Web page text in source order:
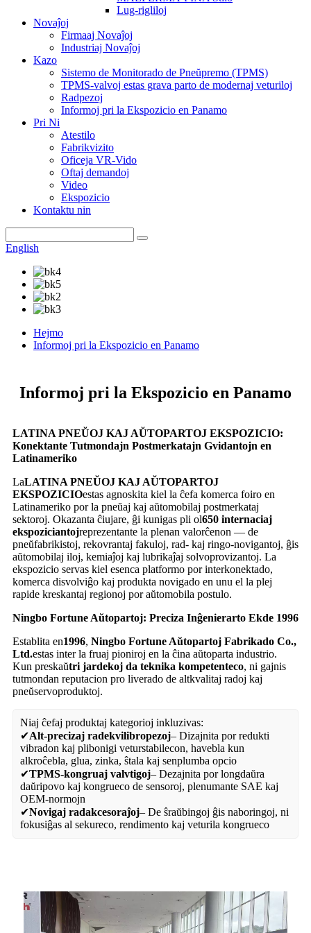
Lug-rigliloj
Novaĵoj
Firmaaj Novaĵoj
Industriaj Novaĵoj
Kazo
Sistemo de Monitorado de Pneŭpremo (TPMS)
TPMS-valvoj estas grava parto de modernaj veturiloj
Radpezoj
Informoj pri la Ekspozicio en Panamo
Pri Ni
Atestilo
Fabrikvizito
Oficeja VR-Vido
Oftaj demandoj
Video
Ekspozicio
Kontaktu nin
English
Hejmo
Informoj pri la Ekspozicio en Panamo
Informoj pri la Ekspozicio en Panamo
LATINA PNEŬOJ KAJ AŬTOPARTOJ EKSPOZICIO:
Konektante Tutmondajn Postmerkatajn Gvidantojn en
Latinameriko
LaLATINA PNEŬOJ KAJ AŬTOPARTOJ
EKSPOZICIOestas agnoskita kiel la ĉefa komerca foiro en
Latinameriko por la pneŭaj kaj aŭtomobilaj postmerkataj
sektoroj. Okazanta ĉiujare, ĝi kunigas pli ol650 internaciaj
ekspoziciantojreprezentante la plenan valorĉenon — de
pneŭfabrikistoj, rekovrantaj fakuloj, rad- kaj ringo-novigantoj, ĝis
aŭtomobilaj iloj, kemiaĵoj kaj lubrikaĵaj solvoprovizantoj. La
ekspozicio servas kiel esenca platformo por interkonektado,
komerca disvolviĝo kaj produkta novigado en unu el la plej
rapide kreskantaj regionoj por aŭtomobila postulo.
Ningbo Fortune Aŭtopartoj: Preciza Inĝenierarto Ekde 1996
Establita en1996, Ningbo Fortune Aŭtopartoj Fabrikado Co.,
Ltd.estas inter la fruaj pioniroj en la ĉina aŭtoparta industrio.
Kun preskaŭtri jardekoj da teknika kompetenteco, ni gajnis
tutmondan reputacion pro liverado de altkvalitaj radoj kaj
pneŭservoproduktoj.
Niaj ĉefaj produktaj kategorioj inkluzivas:
✔Alt-precizaj radekvilibropezoj– Dizajnita por redukti
vibradon kaj plibonigi veturstabilecon, havebla kun
alkroĉebla, glua, zinka, ŝtala kaj senplumba opcio
✔TPMS-kongruaj valvtigoj– Dezajnita por longdaŭra
daŭripovo kaj kongrueco de sensoroj, plenumante SAE kaj
OEM-normojn
✔Novigaj radakcesoraĵoj– De ŝraŭbingoj ĝis naboringoj, ni
fokusiĝas al sekureco, rendimento kaj veturila kongrueco